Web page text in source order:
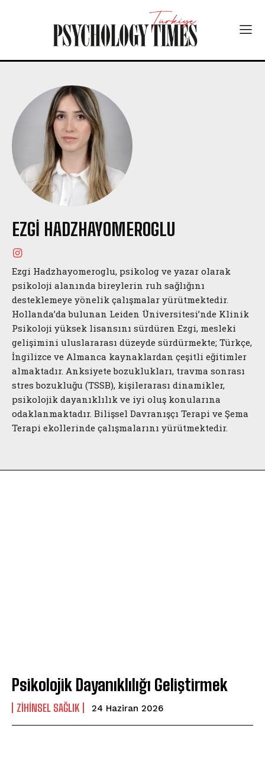
EZGI HADZHAYOMEROGLU
Ezgi Hadzhayomeroglu, psikolog ve yazar olarak
psikoloji alanında bireylerin ruh sağlığını
desteklemeye yönelik çalışmalar yürütmektedir.
Hollanda’da bulunan Leiden Üniversitesi’nde Klinik
Psikoloji yüksek lisansını sürdüren Ezgi, mesleki
gelişimini uluslararası düzeyde sürdürmekte; Türkçe,
İngilizce ve Almanca kaynaklardan çeşitli eğitimler
almaktadır. Anksiyete bozuklukları, travma sonrası
stres bozukluğu (TSSB), kişilerarası dinamikler,
psikolojik dayanıklılık ve iyi oluş konularına
odaklanmaktadır. Bilişsel Davranışçı Terapi ve Şema
Terapi ekollerinde çalışmalarını yürütmektedir.
Psikolojik Dayanıklılığı Geliştirmek
ZIHINSEL SAĞLIK 24 Haziran 2026